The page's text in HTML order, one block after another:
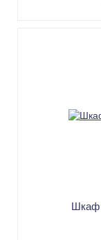
Шкаф